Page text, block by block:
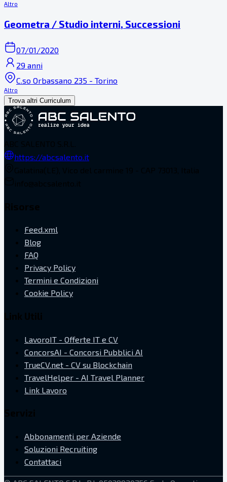
Altro
Geometra / Studio interni, Successioni
07/01/2020
29 anni
C.so Orbassano 235 - Torino
Altro
Trova altri Curriculum
https://abcsalento.it
Feed.xml
Blog
FAQ
Privacy Policy
Termini e Condizioni
Cookie Policy
LavoroIT - Offerte IT e CV
ConcorsAI - Concorsi Pubblici AI
TrueCV.net - CV su Blockchain
TravelHelper - AI Travel Planner
Link Lavoro
Abbonamenti per Aziende
Soluzioni Recruiting
Contattaci